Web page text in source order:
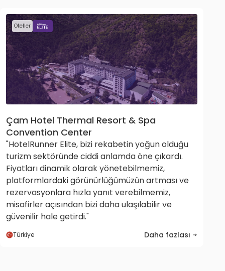
Oteller
Çam Hotel Thermal Resort & Spa
Convention Center
"HotelRunner Elite, bizi rekabetin yoğun olduğu
turizm sektöründe ciddi anlamda öne çıkardı.
Fiyatları dinamik olarak yönetebilmemiz,
platformlardaki görünürlüğümüzün artması ve
rezervasyonlara hızla yanıt verebilmemiz,
misafirler açısından bizi daha ulaşılabilir ve
güvenilir hale getirdi."
Türkiye Daha fazlası